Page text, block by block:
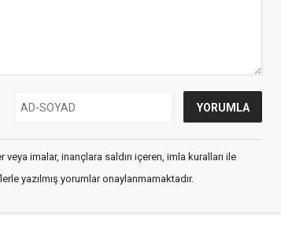
imalar, inançlara saldırı içeren, imla kuralları ile
yazılmış yorumlar onaylanmamaktadır.